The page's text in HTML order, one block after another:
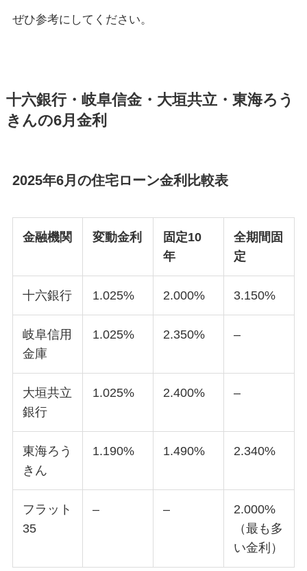
ぜひ参考にしてください。
十六銀行・岐阜信金・大垣共立・東海ろう
きんの6月金利
2025年6月の住宅ローン金利比較表
金融機関 変動金利
固定10
年
全期間固
定
十六銀行 1.025% 2.000% 3.150%
岐阜信用
金庫
1.025% 2.350% –
大垣共立
銀行
1.025% 2.400% –
東海ろう
きん
1.190% 1.490% 2.340%
フラット
35
– –
2.000%
（最も多
い金利）